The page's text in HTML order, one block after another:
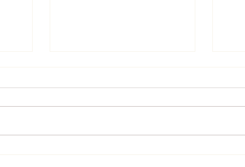
年末年始営業お知らせ